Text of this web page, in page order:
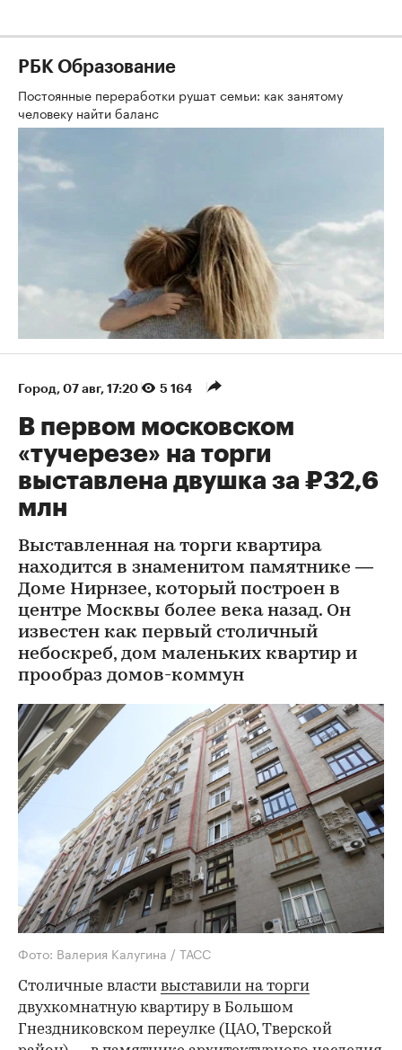
РБК Образование
Постоянные переработки рушат семьи: как занятому
человеку найти баланс
Город⁠, 07 авг, 17:20 5 164
В первом московском
«тучерезе» на торги
выставлена двушка за ₽32,6
млн
Выставленная на торги квартира
находится в знаменитом памятнике —
Доме Нирнзее, который построен в
центре Москвы более века назад. Он
известен как первый столичный
небоскреб, дом маленьких квартир и
прообраз домов-коммун
Фото: Валерия Калугина / ТАСС
Столичные власти выставили на торги
двухкомнатную квартиру в Большом
Гнездниковском переулке (ЦАО, Тверской